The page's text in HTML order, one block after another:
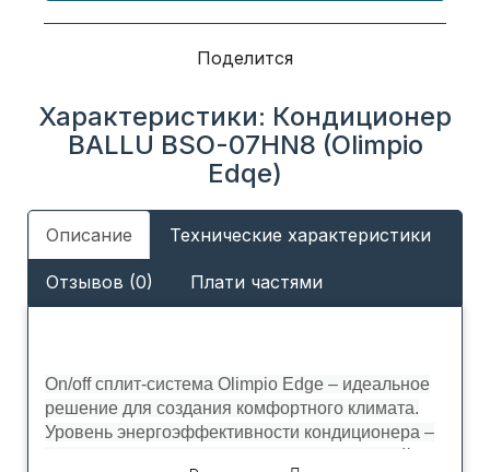
Поделится
Характеристики: Кондиционер
BALLU BSO-07HN8 (Olimpio
Edqe)
Описание Технические характеристики
Отзывов (0) Плати частями
On/off сплит-система Olimpio Edge – идеальное
решение для создания комфортного климата.
Уровень энергоэффективности кондиционера –